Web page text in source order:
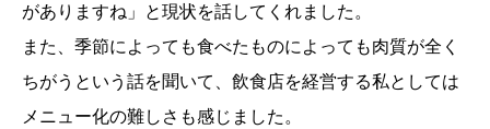
がありますね」と現状を話してくれました。
また、季節によっても食べたものによっても肉質が全く
ちがうという話を聞いて、飲食店を経営する私としては
メニュー化の難しさも感じました。